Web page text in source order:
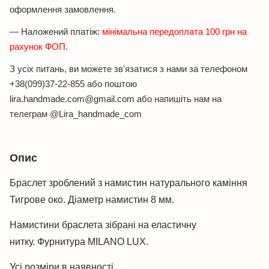
оформлення замовлення.
— Наложений платіж: мінімальна передоплата 100 грн на
рахунок ФОП.
З усіх питань, ви можете зв'язатися з нами за телефоном
+38(099)37-22-855 або поштою
lira.handmade.com@gmail.com або напишіть нам на
телеграм @Lira_handmade_com
Опис
Браслет зроблений з намистин натурального каміння
Тигрове око. Діаметр намистин 8 мм.
Намистини браслета зібрані на еластичну
нитку. Фурнитура MILANO LUX.
Усі розміри в наявності.